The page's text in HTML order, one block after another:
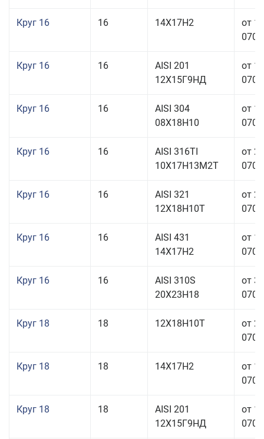
Круг 16 16 14Х17Н2
от
Круг 16 16
AISI 201
12Х15Г9НД
от
Круг 16 16
AISI 304
08Х18Н10
от
Круг 16 16
AISI 316TI
10Х17Н13М2Т
от
Круг 16 16
AISI 321
12Х18Н10Т
от
Круг 16 16
AISI 431
14Х17Н2
от
Круг 16 16
AISI 310S
20Х23Н18
от
Круг 18 18 12Х18Н10Т
от
Круг 18 18 14Х17Н2
от
Круг 18 18
AISI 201
12Х15Г9НД
от